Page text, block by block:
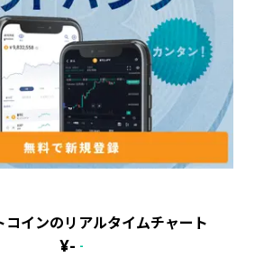
コインのリアルタイムチャート
¥- -